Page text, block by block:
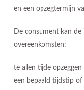
en een opzegtermijn
De consument kan
overeenkomsten:
te allen tijde
een bepaald tijdstip of